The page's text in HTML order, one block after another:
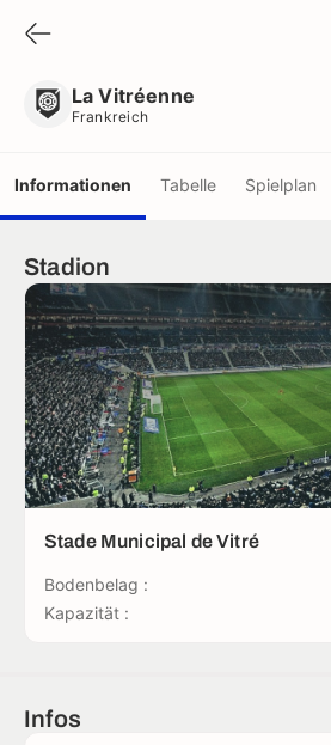
La Vitréenne
Frankreich
Informationen Tabelle Spielplan
Stadion
Stade Municipal de Vitré
Bodenbelag :
Kapazität :
Infos